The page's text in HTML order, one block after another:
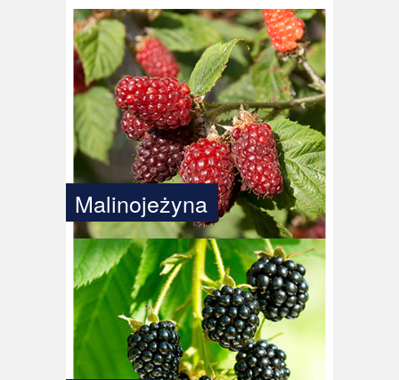
Malinojeżyna